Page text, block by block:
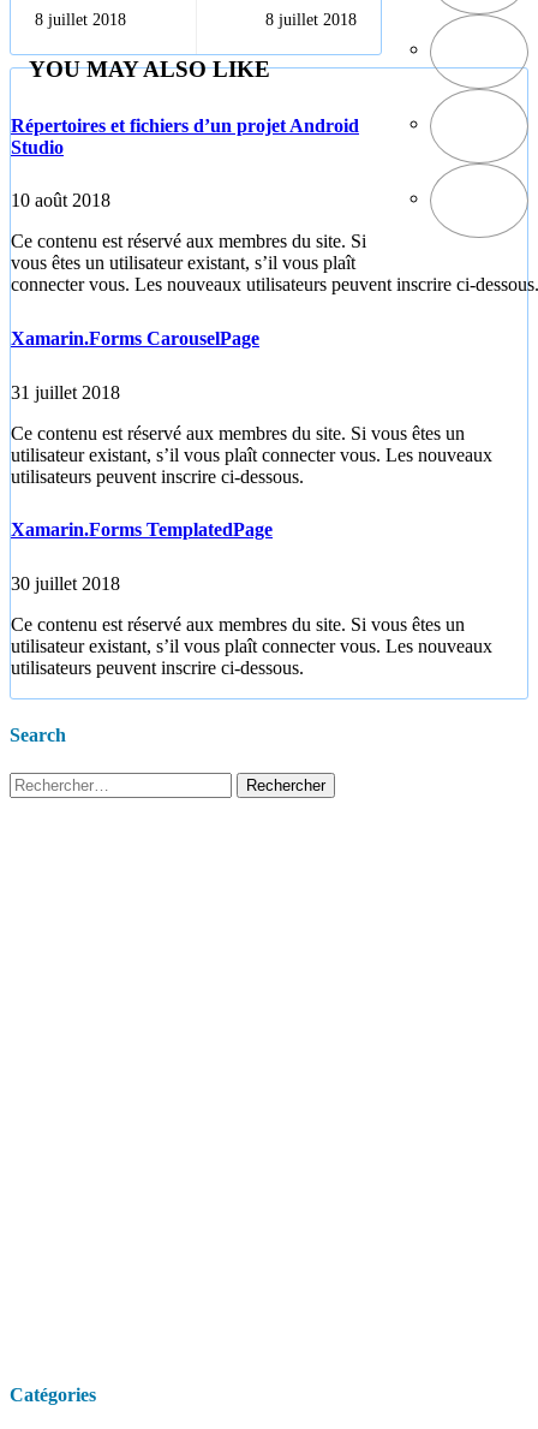
développement
mobile
8 juillet 2018
avec Xamarin
8 juillet 2018
YOU MAY ALSO LIKE
Répertoires et fichiers d’un projet Android
Studio
10 août 2018
Ce contenu est réservé aux membres du site. Si
vous êtes un utilisateur existant, s’il vous plaît
connecter vous. Les nouveaux utilisateurs peuvent inscrire ci-dessous.
Xamarin.Forms CarouselPage
31 juillet 2018
Ce contenu est réservé aux membres du site. Si vous êtes un
utilisateur existant, s’il vous plaît connecter vous. Les nouveaux
utilisateurs peuvent inscrire ci-dessous.
Xamarin.Forms TemplatedPage
30 juillet 2018
Ce contenu est réservé aux membres du site. Si vous êtes un
utilisateur existant, s’il vous plaît connecter vous. Les nouveaux
utilisateurs peuvent inscrire ci-dessous.
Search
Rechercher :
Catégories